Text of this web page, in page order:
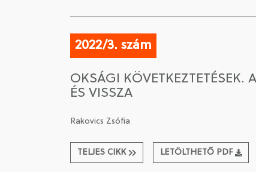
2022/3. szám
OKSÁGI KÖVETKEZTETÉSEK.
ÉS VISSZA
Rakovics Zsófia
TELJES CIKK LETÖLTHETŐ PDF